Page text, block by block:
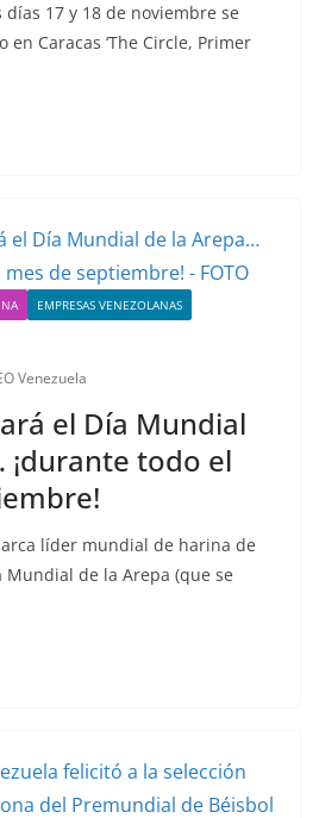
días 17 y 18 de noviembre se
en Caracas ‘The Circle, Primer
EMPRESAS VENEZOLANAS
Venezuela
el Día Mundial
todo el
líder mundial de harina de
Mundial de la Arepa (que se